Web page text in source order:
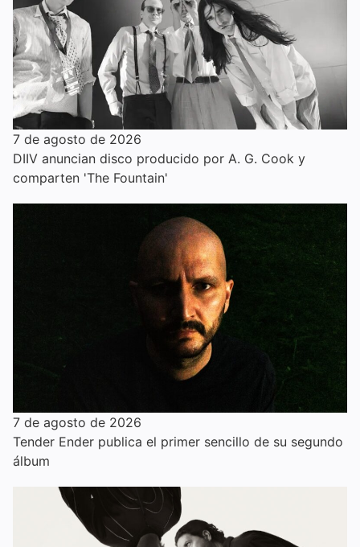
7 de agosto de 2026
DIIV anuncian disco producido por A. G. Cook y
comparten 'The Fountain'
7 de agosto de 2026
Tender Ender publica el primer sencillo de su segundo
álbum